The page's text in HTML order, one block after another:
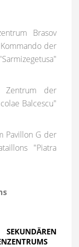
Brasov
der
der
Balcescu"
Pavillon G der
"Piatra